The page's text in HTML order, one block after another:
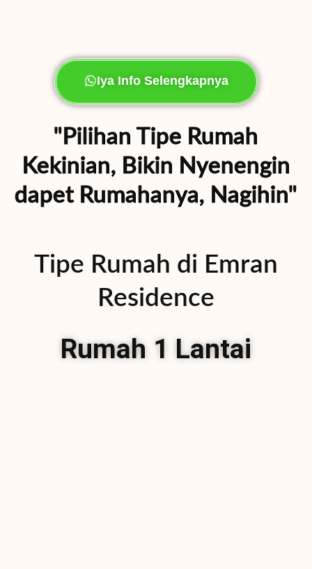
Iya Info Selengkapnya
"Pilihan Tipe Rumah
Kekinian, Bikin Nyenengin
dapet Rumahanya, Nagihin"
Tipe Rumah di Emran
Residence
Rumah 1 Lantai